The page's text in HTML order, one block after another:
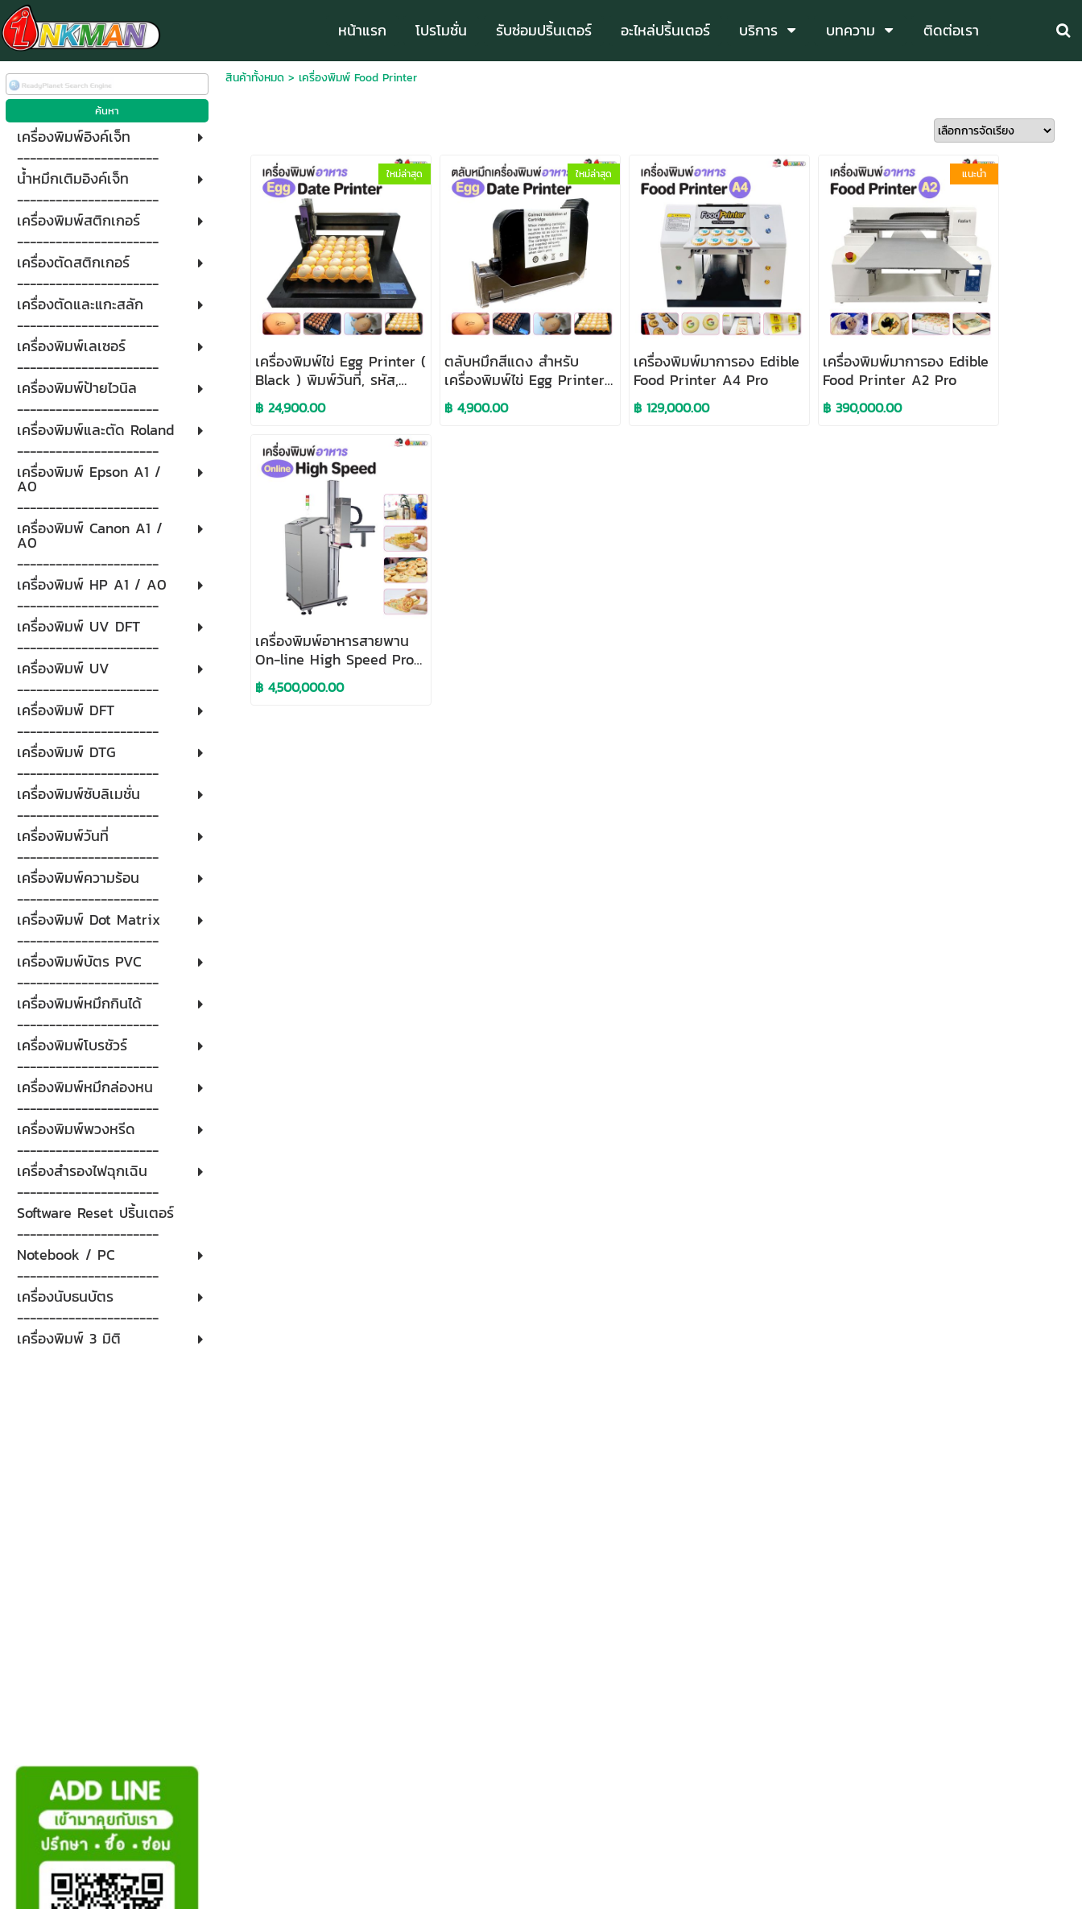
หน้าแรก โปรโมชั่น รับซ่อมปริ้นเตอร์ อะไหล่ปริ้นเตอร์ บริการ บทความ ติดต่อเรา
เครื่องพิมพ์อิงค์เจ็ท
----------------------
น้ำหมึกเติมอิงค์เจ็ท
----------------------
เครื่องพิมพ์สติกเกอร์
----------------------
เครื่องตัดสติกเกอร์
----------------------
เครื่องตัดและแกะสลัก
----------------------
เครื่องพิมพ์เลเซอร์
----------------------
เครื่องพิมพ์ป้ายไวนิล
----------------------
เครื่องพิมพ์และตัด Roland
----------------------
เครื่องพิมพ์ Epson A1 /
A0
----------------------
เครื่องพิมพ์ Canon A1 /
A0
----------------------
เครื่องพิมพ์ HP A1 / A0
----------------------
เครื่องพิมพ์ UV DFT
----------------------
เครื่องพิมพ์ UV
----------------------
เครื่องพิมพ์ DFT
----------------------
เครื่องพิมพ์ DTG
----------------------
เครื่องพิมพ์ซับลิเมชั่น
----------------------
เครื่องพิมพ์วันที่
----------------------
เครื่องพิมพ์ความร้อน
----------------------
เครื่องพิมพ์ Dot Matrix
----------------------
เครื่องพิมพ์บัตร PVC
----------------------
เครื่องพิมพ์หมึกกินได้
----------------------
เครื่องพิมพ์โบรชัวร์
----------------------
เครื่องพิมพ์หมึกล่องหน
----------------------
เครื่องพิมพ์พวงหรีด
----------------------
เครื่องสำรองไฟฉุกเฉิน
----------------------
Software Reset ปริ้นเตอร์
----------------------
Notebook / PC
----------------------
เครื่องนับธนบัตร
----------------------
เครื่องพิมพ์ 3 มิติ
สินค้าทั้งหมด> เครื่องพิมพ์ Food Printer
ใหม่ล่าสุด
เครื่องพิมพ์ไข่ Egg Printer (
Black ) พิมพ์วันที่, รหัส,
โลโก้บนไข่
฿ 24,900.00
ใหม่ล่าสุด
ตลับหมึกสีแดง สำหรับ
เครื่องพิมพ์ไข่ Egg Printer
พิมพ์วันที่, รหัส, โลโก้บนไข่
฿ 4,900.00
เครื่องพิมพ์มาการอง Edible
Food Printer A4 Pro
฿ 129,000.00
แนะนำ
เครื่องพิมพ์มาการอง Edible
Food Printer A2 Pro
฿ 390,000.00
เครื่องพิมพ์อาหารสายพาน
On-line High Speed Pro
Food Printer
฿ 4,500,000.00